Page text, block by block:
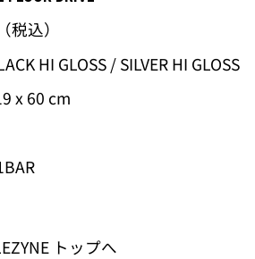
込）
HI GLOSS / SILVER HI GLOSS
x 60 cm
トップへ